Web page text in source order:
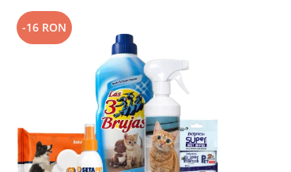
-16 RON